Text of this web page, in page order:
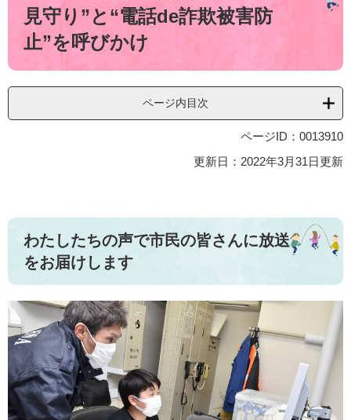
見守り”と“電話de詐欺被害防
止”を呼びかけ
ページ内目次
ページID：0013910
更新日：2022年3月31日更新
わたしたちの声で市民の皆さんに放送
をお届けします